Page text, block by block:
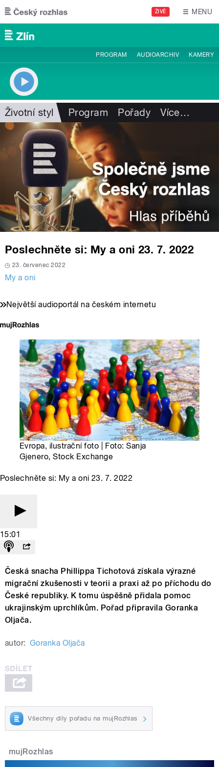
Přejít k hlavnímu obsahu
ŽIVĚ MENU
PROGRAM AUDIOARCHIV KAMERY
Životní styl Program Pořady Více…
Poslechněte si: My a oni 23. 7. 2022
23. červenec 2022
My a oni
Největší audioportál na českém internetu
Evropa, ilustrační foto | Foto: Sanja
Gjenero, Stock Exchange
Poslechněte si: My a oni 23. 7. 2022
15:01
Česká snacha Phillippa Tichotová získala výrazné
migrační zkušenosti v teorii a praxi až po příchodu do
České republiky. K tomu úspěšně přidala pomoc
ukrajinským uprchlíkům. Pořad připravila Goranka
Oljača.
autor: Goranka Oljača
Všechny díly pořadu na mujRozhlas
mujRozhlas